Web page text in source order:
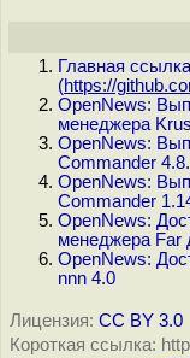
Главная
(https://
OpenNews:
менеджера
OpenNews:
Commander
OpenNews:
Commander
OpenNews:
менеджера Far
OpenNews:
nnn 4.0
Лицензия: CC BY 3.0
Короткая ссылка: